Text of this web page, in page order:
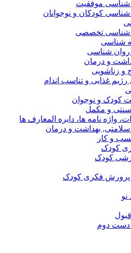
شناسی موفقیت
کودکان و نوجوانان
شناسی تخصصی
شناسی
روان شناسی
و درمان
و زناشویی
غذایی و تناسب اندام
کودک و نوجوان
و مکمل
واژه نامه ها، دایره المعارف ها
بهداشت و درمان
و کار
کودک
کودک
پرورش فکری کودک
دست دوم